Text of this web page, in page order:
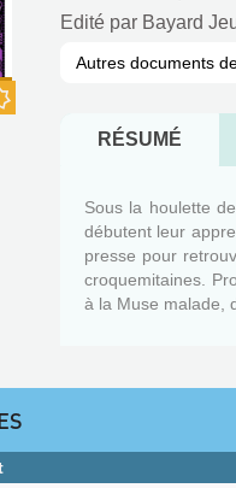
Edité par Bayard
Autres documents
RÉSUMÉ
Sous la houlette
débutent leur
presse pour
croquemitaines.
à la Muse malade,